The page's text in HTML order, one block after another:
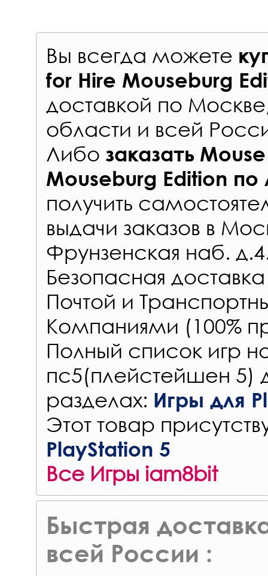
Вы всегда можете
for Hire Mouseburg
доставкой по
области и всей
Либо заказать
Mouseburg Edition по
получить
выдачи заказов в
Фрунзенская наб.
Безопасная
Почтой и
Компаниями (100%
Полный список игр
пс5(плейстейшен 5)
разделах: Игры для
Этот товар
PlayStation 5
Все Игры iam8bit
Быстрая
всей России :